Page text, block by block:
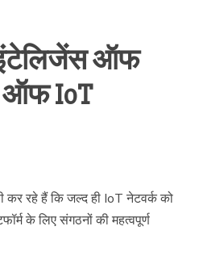
इंटेलिजेंस ऑफ
ऑफ IoT
कर रहे हैं कि जल्द ही IoT नेटवर्क को
के लिए संगठनों की महत्वपूर्ण